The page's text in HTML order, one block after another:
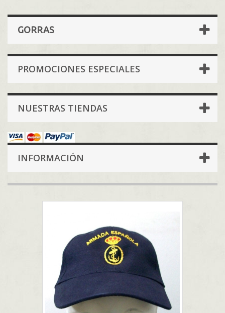
GORRAS
PROMOCIONES ESPECIALES
NUESTRAS TIENDAS
INFORMACIÓN